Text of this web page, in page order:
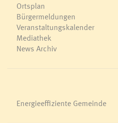
Ortsplan
Bürgermeldungen
Veranstaltungskalender
Mediathek
News Archiv
Energieeffiziente Gemeinde